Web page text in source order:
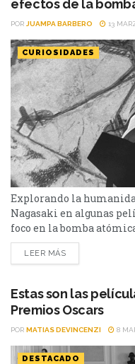
efectos de la
POR JUAMPA BARBERO 13
CURIOSIDADES
Explorando la
Nagasaki en algunas
foco en la bomba
presenciamos un auge
Robert Oppenheimer y
estreno de la película...
LEER MÁS
Estas son las
Premios Oscars
POR MATIAS DEVINCENZI 8
DESTACADO